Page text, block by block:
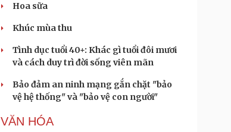
Hoa sữa
Khúc mùa thu
Tình dục tuổi 40+: Khác gì tuổi đôi mươi
và cách duy trì đời sống viên mãn
Bảo đảm an ninh mạng gắn chặt "bảo
vệ hệ thống" và "bảo vệ con người"
VĂN HÓA